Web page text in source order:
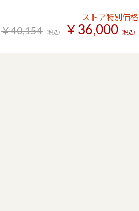
ストア特別価格
￥40,154（税込） ￥36,000 （税込）